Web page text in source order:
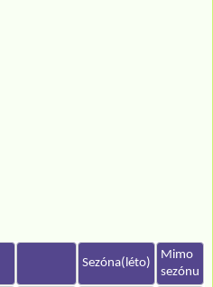
Sezóna(léto)
Mimo
sezónu